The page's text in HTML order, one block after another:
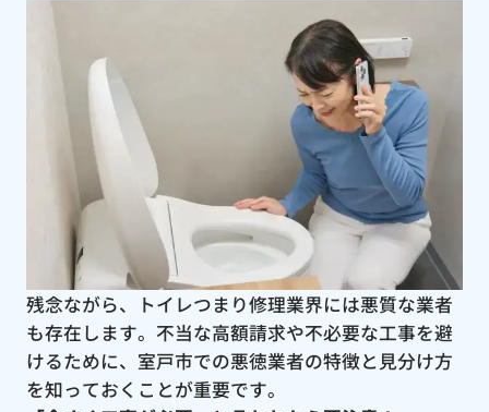
残念ながら、トイレつまり修理業界には悪質な業者
も存在します。不当な高額請求や不必要な工事を避
けるために、室戸市での悪徳業者の特徴と見分け方
を知っておくことが重要です。